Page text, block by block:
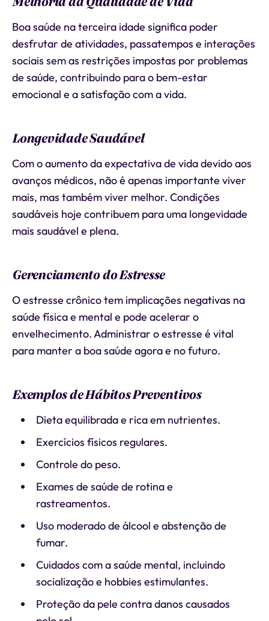
Boa saúde na terceira idade significa poder
desfrutar de atividades, passatempos e interações
sociais sem as restrições impostas por problemas
de saúde, contribuindo para o bem-estar
emocional e a satisfação com a vida.
Longevidade Saudável
Com o aumento da expectativa de vida devido aos
avanços médicos, não é apenas importante viver
mais, mas também viver melhor. Condições
saudáveis hoje contribuem para uma longevidade
mais saudável e plena.
Gerenciamento do Estresse
O estresse crônico tem implicações negativas na
saúde física e mental e pode acelerar o
envelhecimento. Administrar o estresse é vital
para manter a boa saúde agora e no futuro.
Exemplos de Hábitos Preventivos
Dieta equilibrada e rica em nutrientes.
Exercícios físicos regulares.
Controle do peso.
Exames de saúde de rotina e
rastreamentos.
Uso moderado de álcool e abstenção de
fumar.
Cuidados com a saúde mental, incluindo
socialização e hobbies estimulantes.
Proteção da pele contra danos causados ​​